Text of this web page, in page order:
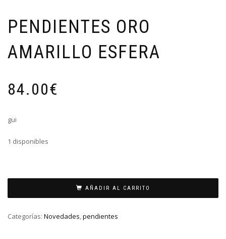
PENDIENTES ORO
AMARILLO ESFERA
84.00€
gui
1 disponibles
AMARILLO
cantidad
AÑADIR AL CARRITO
Categorías: Novedades,pendientes